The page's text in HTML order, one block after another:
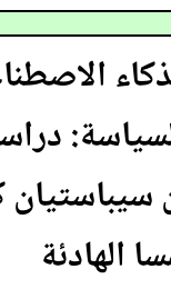
الهادئة